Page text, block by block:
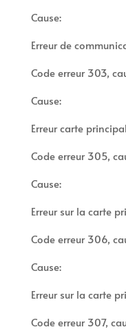
Cause:
Erreur de
Code erreur 303,
Cause:
Erreur carte
Code erreur 305,
Cause:
Erreur sur la carte
Code erreur 306,
Cause:
Erreur sur la carte
Code erreur 307,